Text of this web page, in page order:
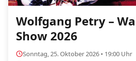
Wolfgang Petry –
Show 2026
Sonntag, 25. Oktober 2026 • 19:00 Uhr